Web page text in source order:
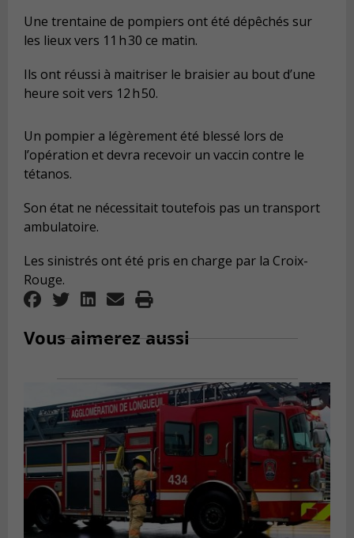
Une trentaine de pompiers ont été dépêchés sur
les lieux vers 11 h 30 ce matin.
Ils ont réussi à maitriser le braisier au bout d’une
heure soit vers 12 h 50.
Un pompier a légèrement été blessé lors de
l’opération et devra recevoir un vaccin contre le
tétanos.
Son état ne nécessitait toutefois pas un transport
ambulatoire.
Les sinistrés ont été pris en charge par la Croix-
Rouge.
Vous aimerez aussi